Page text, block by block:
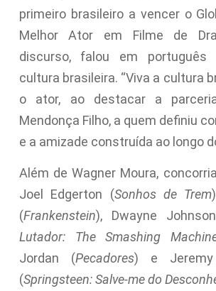
primeiro brasileiro a vencer o
Melhor Ator em Filme de
discurso, falou em
cultura brasileira. “Viva a cultura
o ator, ao destacar a
Mendonça Filho, a quem definiu
e a amizade construída ao longo
Além de Wagner Moura,
Joel Edgerton (Sonhos de Trem
(Frankenstein), Dwayne
Lutador: The Smashing
Jordan (Pecadores) e Jeremy
(Springsteen: Salve-me do